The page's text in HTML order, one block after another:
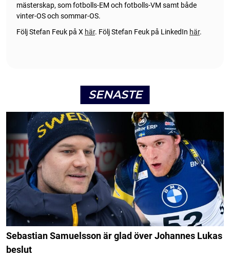
mästerskap, som fotbolls-EM och fotbolls-VM samt både
vinter-OS och sommar-OS.
Följ Stefan Feuk på X här. Följ Stefan Feuk på LinkedIn här.
SENASTE
Sebastian Samuelsson är glad över Johannes Lukas
beslut